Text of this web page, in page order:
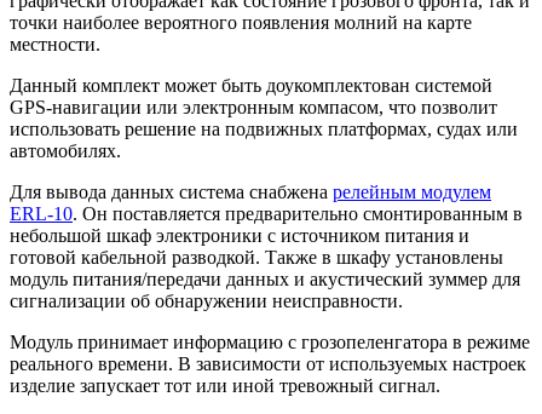
точки наиболее вероятного появления молний на карте
местности.
Данный комплект может быть доукомплектован системой
GPS-навигации или электронным компасом, что позволит
использовать решение на подвижных платформах, судах или
автомобилях.
Для вывода данных система снабжена релейным модулем
ERL-10. Он поставляется предварительно смонтированным в
небольшой шкаф электроники с источником питания и
готовой кабельной разводкой. Также в шкафу установлены
модуль питания/передачи данных и акустический зуммер для
сигнализации об обнаружении неисправности.
Модуль принимает информацию с грозопеленгатора в режиме
реального времени. В зависимости от используемых настроек
изделие запускает тот или иной тревожный сигнал.